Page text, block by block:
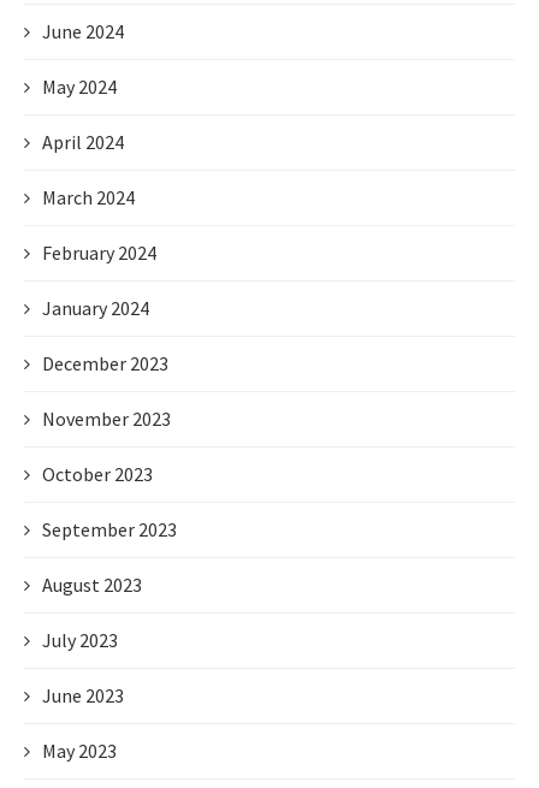
June 2024
May 2024
April 2024
March 2024
February 2024
January 2024
December 2023
November 2023
October 2023
September 2023
August 2023
July 2023
June 2023
May 2023